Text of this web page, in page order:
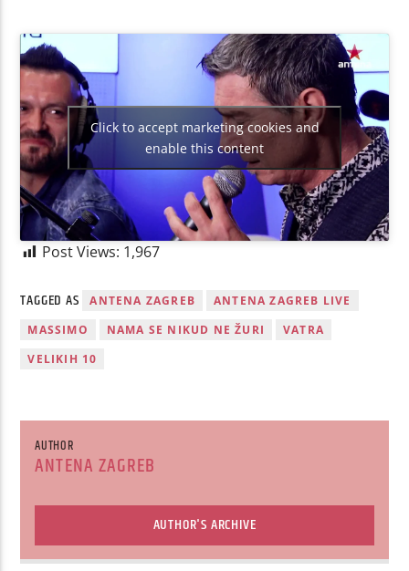
Click to accept marketing cookies and
enable this content
Post Views: 1,967
TAGGED AS ANTENA ZAGREB
ANTENA ZAGREB LIVE
MASSIMO
NAMA SE NIKUD NE ŽURI
VATRA
VELIKIH 10
AUTHOR
ANTENA ZAGREB
AUTHOR'S ARCHIVE